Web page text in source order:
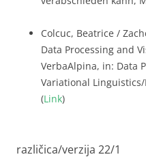
Colcuc, Beatrice /
Data Processing and
VerbaAlpina, in: Data
Variational
(Link)
različica/verzija 22/1